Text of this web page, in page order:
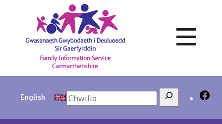
English Search